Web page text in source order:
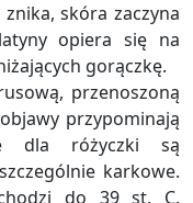
skóra zaczyna
opiera się na
gorączkę.
przenoszoną
przypominają
dla różyczki są
karkowe.
do 39 st. C.